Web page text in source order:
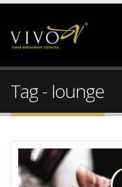
Tag - lounge